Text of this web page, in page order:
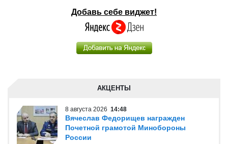
Добавь себе виджет!
АКЦЕНТЫ
8 августа 2026 14:48
Вячеслав Федорищев награжден
Почетной грамотой Минобороны
России